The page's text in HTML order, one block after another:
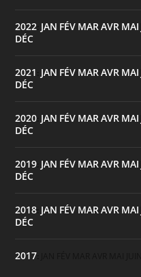
2022 JAN FÉV MAR AVR MAI
DÉC
2021 JAN FÉV MAR AVR MAI
DÉC
2020 JAN FÉV MAR AVR MAI
DÉC
2019 JAN FÉV MAR AVR MAI
DÉC
2018 JAN FÉV MAR AVR MAI
DÉC
2017